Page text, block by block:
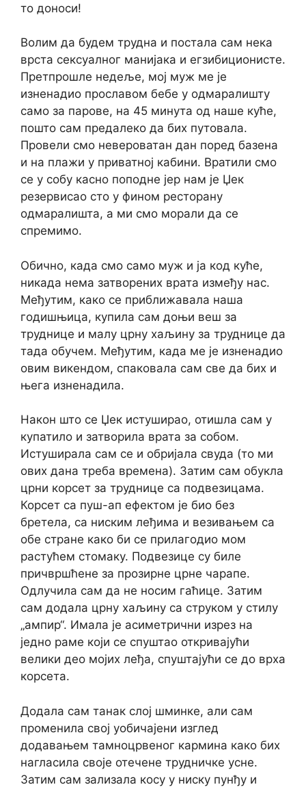
то доноси!
Волим да будем трудна и постала сам нека
врста сексуалног манијака и егзибиционисте.
Претпрошле недеље, мој муж ме је
изненадио прославом бебе у одмаралишту
само за парове, на 45 минута од наше куће,
пошто сам предалеко да бих путовала.
Провели смо невероватан дан поред базена
и на плажи у приватној кабини. Вратили смо
се у собу касно поподне јер нам је Џек
резервисао сто у фином ресторану
одмаралишта, а ми смо морали да се
спремимо.
Обично, када смо само муж и ја код куће,
никада нема затворених врата између нас.
Међутим, како се приближавала наша
годишњица, купила сам доњи веш за
труднице и малу црну хаљину за труднице да
тада обучем. Међутим, када ме је изненадио
овим викендом, спаковала сам све да бих и
њега изненадила.
Након што се Џек истуширао, отишла сам у
купатило и затворила врата за собом.
Истуширала сам се и обријала свуда (то ми
ових дана треба времена). Затим сам обукла
црни корсет за труднице са подвезицама.
Корсет са пуш-ап ефектом је био без
бретела, са ниским леђима и везивањем са
обе стране како би се прилагодио мом
растућем стомаку. Подвезице су биле
причвршћене за прозирне црне чарапе.
Одлучила сам да не носим гаћице. Затим
сам додала црну хаљину са струком у стилу
„ампир“. Имала је асиметрични изрез на
једно раме који се спуштао откривајући
велики део мојих леђа, спуштајући се до врха
корсета.
Додала сам танак слој шминке, али сам
променила свој уобичајени изглед
додавањем тамноцрвеног кармина како бих
нагласила своје отечене трудничке усне.
Затим сам зализала косу у ниску пунђу и